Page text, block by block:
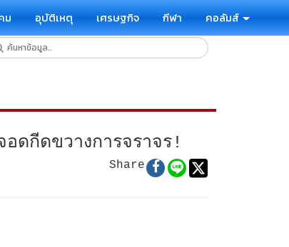
ม อุบัติเหตุ เศรษฐกิจ กีฬา คอลัมส์
ดกีดขวางการจราจร!
Share